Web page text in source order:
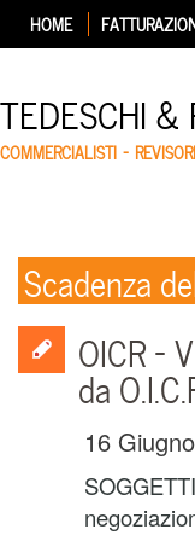
HOME
TEDESCHI &
COMMERCIALISTI –
Scadenza
OICR –
da
16